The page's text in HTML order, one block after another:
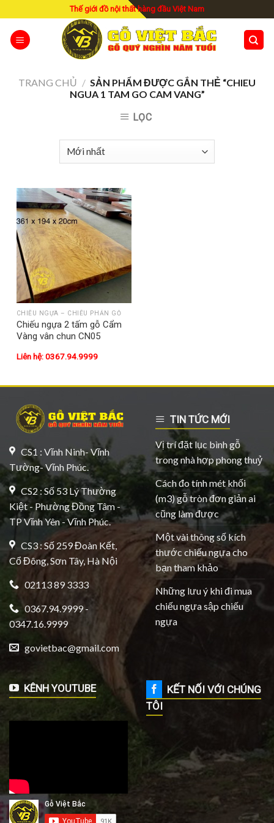
to
content
Thế giới đồ nội thất hàng đầu Việt Nam
TRANG CHỦ / SẢN PHẨM ĐƯỢC GẮN THẺ “CHIEU
NGUA 1 TAM GO CAM VANG”
LỌC
CHIẾU NGỰA – CHIẾU PHẢN GỖ
Chiếu ngựa 2 tấm gỗ Cẩm
Vàng vân chun CN05
Liên hệ: 0367.94.9999
CS1 : Vĩnh Ninh- Vĩnh
Tường- Vĩnh Phúc.
CS2 : Số 53 Lý Thường
Kiệt - Phường Đồng Tâm -
TP Vĩnh Yên - Vĩnh Phúc.
CS3 : Số 259 Đoàn Kết,
Cổ Đông, Sơn Tây, Hà Nội
02113 89 3333
0367.94.9999 -
0347.16.9999
govietbac@gmail.com
TIN TỨC MỚI
Vị trí đặt lục bình gỗ
trong nhà hợp phong thuỷ
Cách đo tính mét khối
(m3) gỗ tròn đơn giản ai
cũng làm được
Một vài thông số kích
thước chiếu ngựa cho
bạn tham khảo
Những lưu ý khi đi mua
chiếu ngựa sập chiếu
ngựa
KÊNH YOUTUBE
KẾT NỐI VỚI CHÚNG
TÔI